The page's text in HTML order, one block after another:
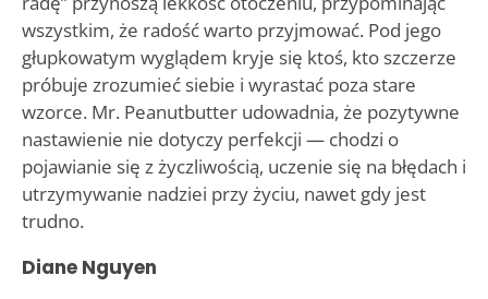
wszystkim, że radość warto przyjmować. Pod jego
głupkowatym wyglądem kryje się ktoś, kto szczerze
próbuje zrozumieć siebie i wyrastać poza stare
wzorce. Mr. Peanutbutter udowadnia, że pozytywne
nastawienie nie dotyczy perfekcji — chodzi o
pojawianie się z życzliwością, uczenie się na błędach i
utrzymywanie nadziei przy życiu, nawet gdy jest
trudno.
Diane Nguyen